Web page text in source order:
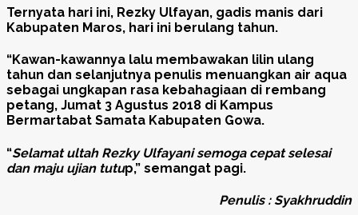
Ternyata hari ini, Rezky Ulfayan, gadis manis dari
Kabupaten Maros, hari ini berulang tahun.
“Kawan-kawannya lalu membawakan lilin ulang
tahun dan selanjutnya penulis menuangkan air aqua
sebagai ungkapan rasa kebahagiaan di rembang
petang, Jumat 3 Agustus 2018 di Kampus
Bermartabat Samata Kabupaten Gowa.
“Selamat ultah Rezky Ulfayani semoga cepat selesai
dan maju ujian tutup,” semangat pagi.
Penulis : Syakhruddin